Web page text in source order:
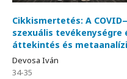
Cikkismertetés: A
szexuális
áttekintés és
Devosa Iván
34-35